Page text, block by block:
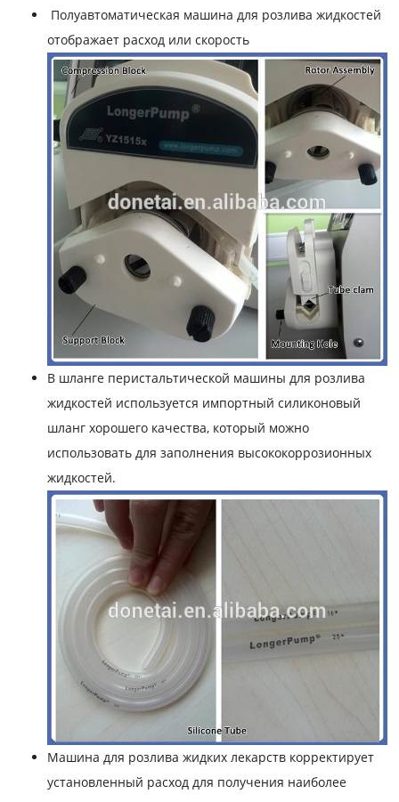
Полуавтоматическая машина для розлива жидкостей
отображает расход или скорость
В шланге перистальтической машины для розлива
жидкостей используется импортный силиконовый
шланг хорошего качества, который можно
использовать для заполнения высококоррозионных
жидкостей.
Машина для розлива жидких лекарств корректирует
установленный расход для получения наиболее